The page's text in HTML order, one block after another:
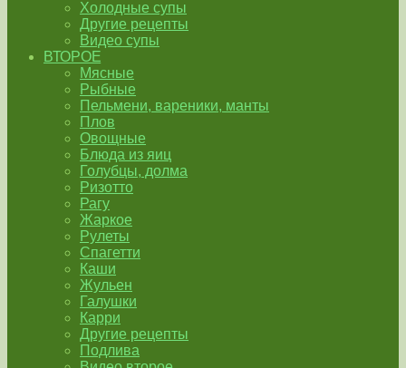
Холодные супы
Другие рецепты
Видео супы
ВТОРОЕ
Мясные
Рыбные
Пельмени, вареники, манты
Плов
Овощные
Блюда из яиц
Голубцы, долма
Ризотто
Рагу
Жаркое
Рулеты
Спагетти
Каши
Жульен
Галушки
Карри
Другие рецепты
Подлива